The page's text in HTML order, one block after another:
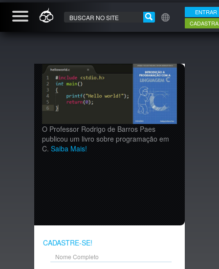
ENTRAR
O Professor Rodrigo de Barros Paes
publicou um livro sobre programação em
C. Saiba Mais!
CADASTRE-SE!